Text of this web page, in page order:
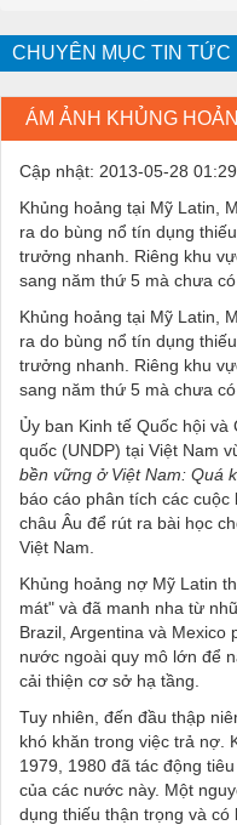
CHUYÊN MỤC TIN TỨC
ÁM ẢNH KHỦNG
Cập nhật: 2013-05-28
Khủng hoảng tại Mỹ Latin,
ra do bùng nổ tín dụng
trưởng nhanh. Riêng khu
sang năm thứ 5 mà chưa
Khủng hoảng tại Mỹ Latin,
ra do bùng nổ tín dụng
trưởng nhanh. Riêng khu
sang năm thứ 5 mà chưa
Ủy ban Kinh tế Quốc hội
quốc (UNDP) tại Việt Nam
bền vững ở Việt Nam: Quá
báo cáo phân tích các
châu Âu để rút ra bài học
Việt Nam.
Khủng hoảng nợ Mỹ Latin
mát" và đã manh nha từ
Brazil, Argentina và Mexico
nước ngoài quy mô lớn để
cải thiện cơ sở hạ tầng.
Tuy nhiên, đến đầu thập
khó khăn trong việc trả nợ.
1979, 1980 đã tác động
của các nước này. Một
dụng thiếu thận trọng và có